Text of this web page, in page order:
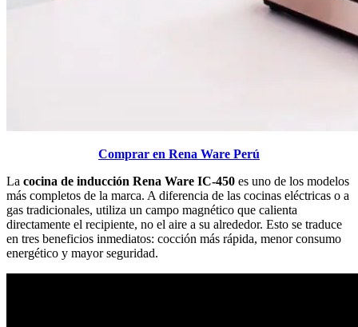
Comprar en Rena Ware Perú
La cocina de inducción Rena Ware IC-450 es uno de los modelos
más completos de la marca. A diferencia de las cocinas eléctricas o a
gas tradicionales, utiliza un campo magnético que calienta
directamente el recipiente, no el aire a su alrededor. Esto se traduce
en tres beneficios inmediatos: cocción más rápida, menor consumo
energético y mayor seguridad.